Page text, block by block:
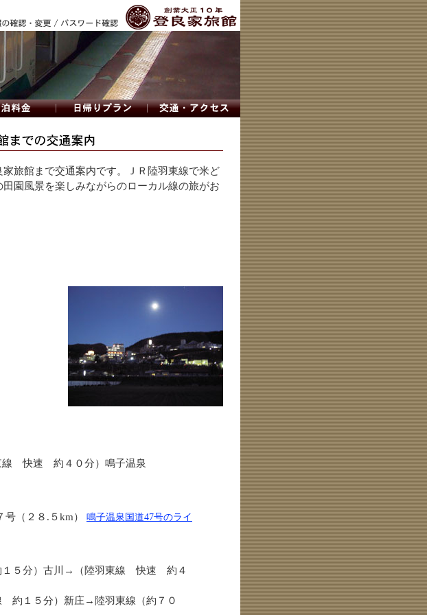
家旅館まで交通案内です。ＪＲ陸羽東線で米ど
田園風景を楽しみながらのローカル線の旅がお
線 快速 約４０分）鳴子温泉
号（２８.５km） 鳴子温泉国道47号のライ
５分）古川 →
（陸羽東線 快速 約４
約１５分）新庄 → 陸羽東線（約７０